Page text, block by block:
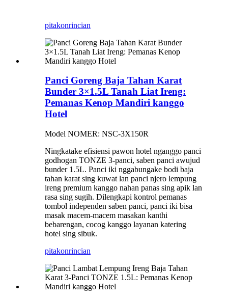
pitakonrincian
Panci Goreng Baja Tahan Karat
Bunder 3×1.5L Tanah Liat Ireng:
Pemanas Kenop Mandiri kanggo
Hotel
Model NOMER: NSC-3X150R
Ningkatake efisiensi pawon hotel nganggo panci
godhogan TONZE 3-panci, saben panci awujud
bunder 1.5L. Panci iki nggabungake bodi baja
tahan karat sing kuwat lan panci njero lempung
ireng premium kanggo nahan panas sing apik lan
rasa sing sugih. Dilengkapi kontrol pemanas
tombol independen saben panci, panci iki bisa
masak macem-macem masakan kanthi
bebarengan, cocog kanggo layanan katering
hotel sing sibuk.
pitakonrincian